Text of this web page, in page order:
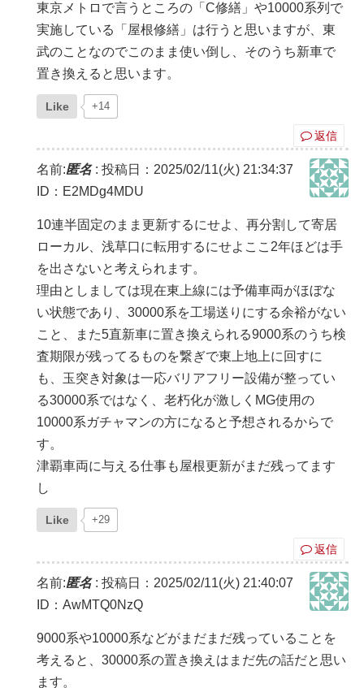
東京メトロで言うところの「C修繕」や10000系列で
実施している「屋根修繕」は行うと思いますが、東
武のことなのでこのまま使い倒し、そのうち新車で
置き換えると思います。
Like +14
返信
名前:匿名: 投稿日：2025/02/11(火) 21:34:37
ID：E2MDg4MDU
10連半固定のまま更新するにせよ、再分割して寄居
ローカル、浅草口に転用するにせよここ2年ほどは手
を出さないと考えられます。
理由としましては現在東上線には予備車両がほぼな
い状態であり、30000系を工場送りにする余裕がない
こと、また5直新車に置き換えられる9000系のうち検
査期限が残ってるものを繋ぎで東上地上に回すに
も、玉突き対象は一応バリアフリー設備が整ってい
る30000系ではなく、老朽化が激しくMG使用の
10000系ガチャマンの方になると予想されるからで
す。
津覇車両に与える仕事も屋根更新がまだ残ってます
し
Like +29
返信
名前:匿名: 投稿日：2025/02/11(火) 21:40:07
ID：AwMTQ0NzQ
9000系や10000系などがまだまだ残っていることを
考えると、30000系の置き換えはまだ先の話だと思い
ます。